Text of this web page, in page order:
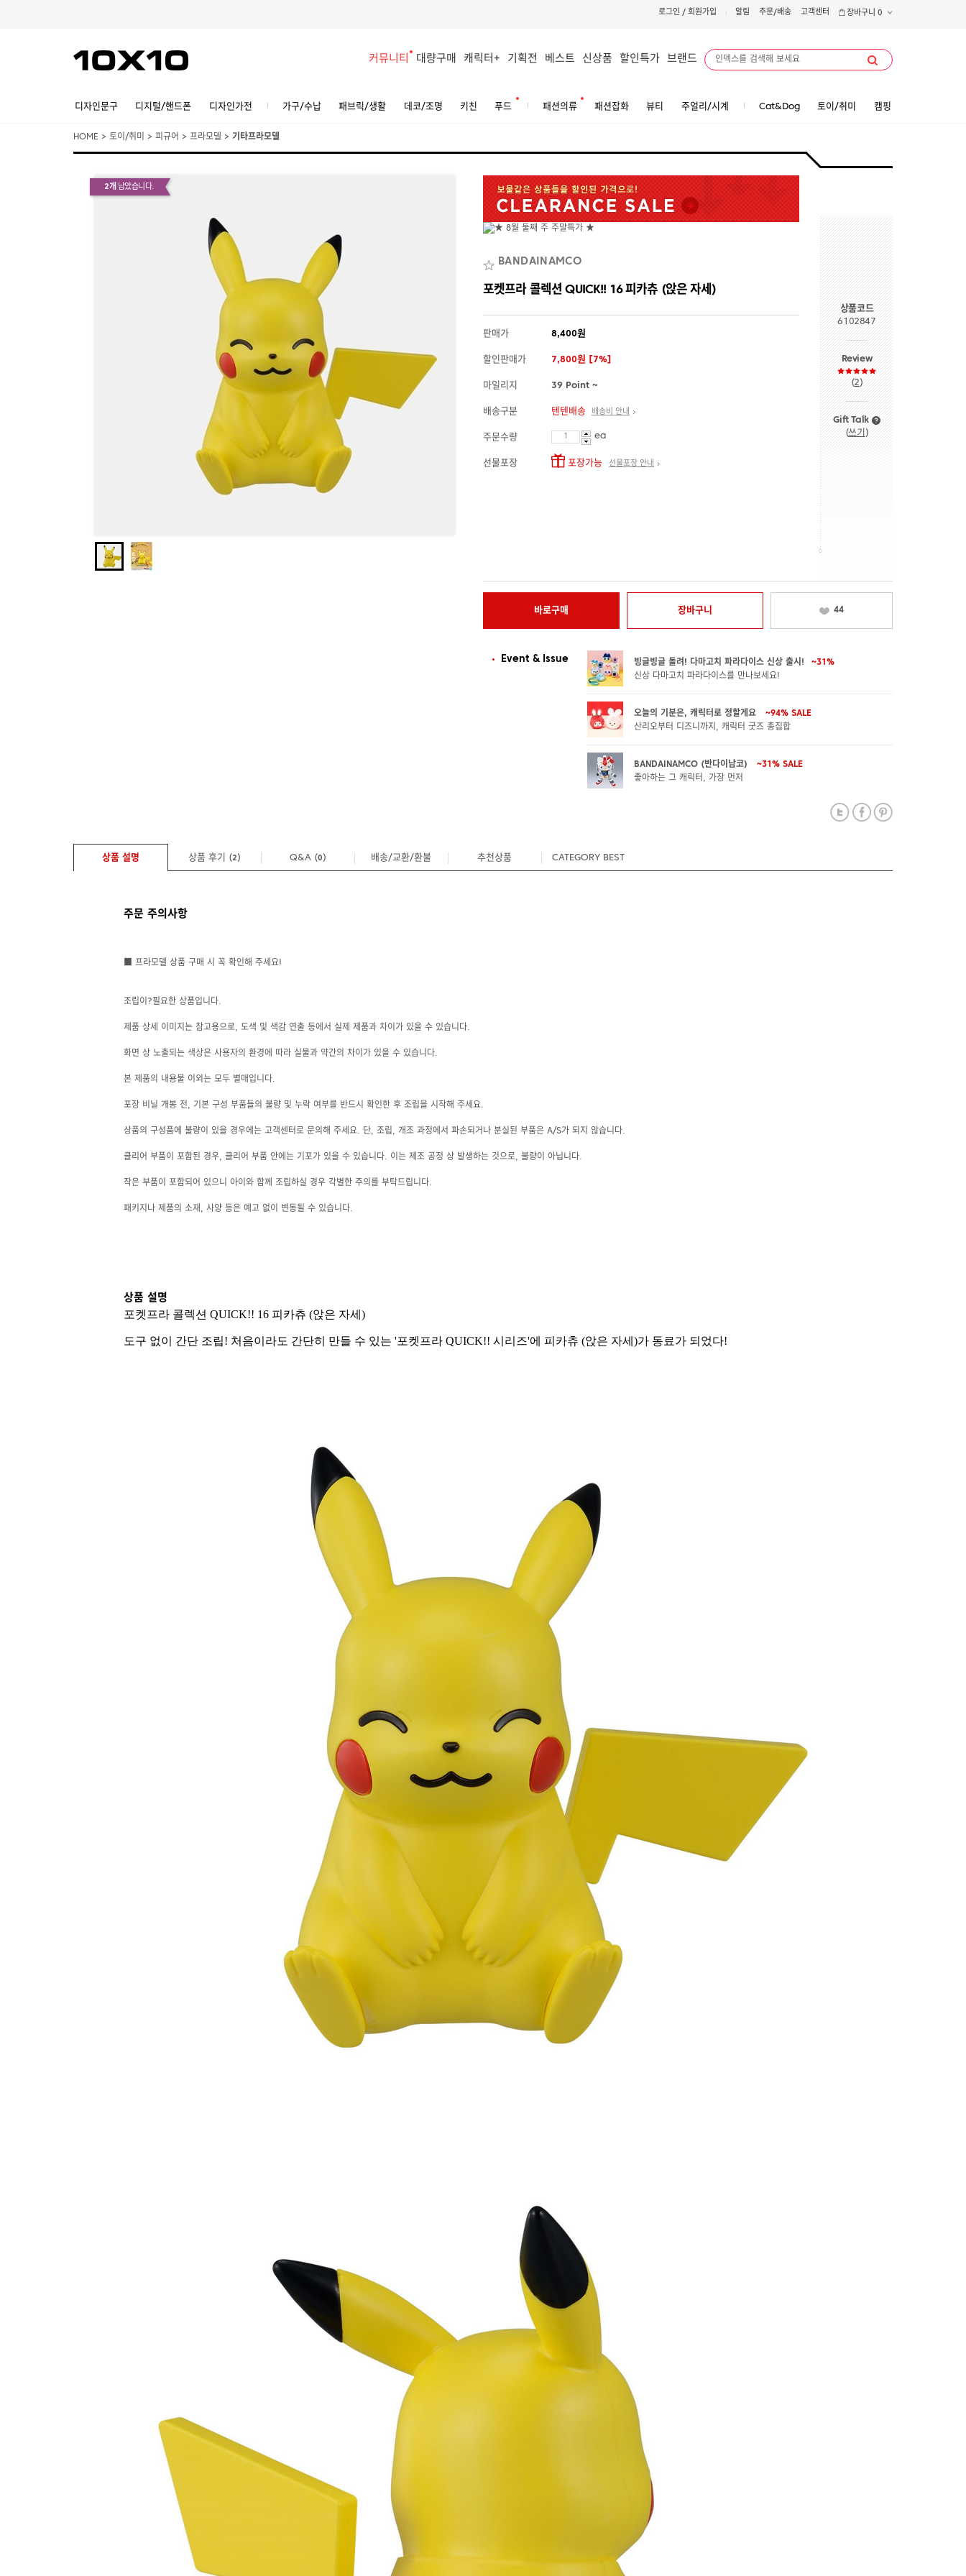
로그인 / 회원가입 알림 주문/배송 고객센터 장바구니 0
커뮤니티 대량구매 캐릭터+ 기획전 베스트 신상품 할인특가 브랜드
디자인문구 디지털/핸드폰 디자인가전 가구/수납 패브릭/생활 데코/조명 키친 푸드 패션의류 패션잡화 뷰티 주얼리/시계 Cat&Dog 토이/취미 캠핑
HOME > 토이/취미 > 피규어 > 프라모델 > 기타프라모델
2개 남았습니다.
BANDAINAMCO
포켓프라 콜렉션 QUICK!! 16 피카츄 (앉은 자세)
판매가 8,400원
할인판매가 7,800원 [7%]
마일리지 39 Point ~
배송구분 텐텐배송 배송비 안내
주문수량 ea
선물포장 포장가능 선물포장 안내
상품코드
6102847
Review
(2)
Gift Talk
(쓰기 )
바로구매 장바구니 44
Event & Issue 빙글빙글 돌려! 다마고치 파라다이스 신상 출시!
~31%
신상 다마고치 파라다이스를 만나보세요!
오늘의 기분은, 캐릭터로 정할게요 ~94% SALE
산리오부터 디즈니까지, 캐릭터 굿즈 총집합
BANDAINAMCO (반다이남코) ~31% SALE
좋아하는 그 캐릭터, 가장 먼저
상품 설명 상품 후기 (2) Q&A (0) 배송/교환/환불 추천상품 CATEGORY BEST
주문 주의사항
■ 프라모델 상품 구매 시 꼭 확인해 주세요!
조립이?필요한 상품입니다.
제품 상세 이미지는 참고용으로, 도색 및 색감 연출 등에서 실제 제품과 차이가 있을 수 있습니다.
화면 상 노출되는 색상은 사용자의 환경에 따라 실물과 약간의 차이가 있을 수 있습니다.
본 제품의 내용물 이외는 모두 별매입니다.
포장 비닐 개봉 전, 기본 구성 부품들의 불량 및 누락 여부를 반드시 확인한 후 조립을 시작해 주세요.
상품의 구성품에 불량이 있을 경우에는 고객센터로 문의해 주세요. 단, 조립, 개조 과정에서 파손되거나 분실된 부품은 A/S가 되지 않습니다.
클리어 부품이 포함된 경우, 클리어 부품 안에는 기포가 있을 수 있습니다. 이는 제조 공정 상 발생하는 것으로, 불량이 아닙니다.
작은 부품이 포함되어 있으니 아이와 함께 조립하실 경우 각별한 주의를 부탁드립니다.
패키지나 제품의 소재, 사양 등은 예고 없이 변동될 수 있습니다.
상품 설명